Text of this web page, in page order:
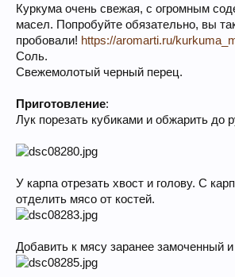
Куркума очень свежая, с огромным
масел. Попробуйте обязательно, вы
пробовали! https://aromarti.ru/
Соль.
Свежемолотый черный перец.
Приготовление:
Лук порезать кубиками и обжарить до
У карпа отрезать хвост и голову. С
отделить мясо от костей.
Добавить к мясу заранее замоченный